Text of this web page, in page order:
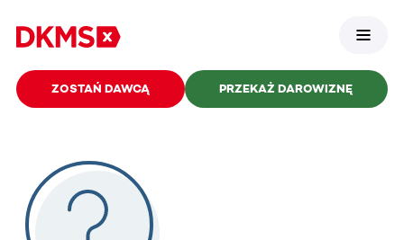
ZOSTAŃ DAWCĄ PRZEKAŻ DAROWIZNĘ